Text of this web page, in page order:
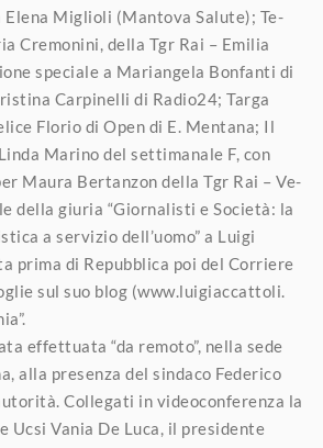
Elena Miglioli (Mantova Salute); Te-
Cremonini, della Tgr Rai – Emilia
speciale a Mariangela Bonfanti di
Carpinelli di Radio24; Targa
Florio di Open di E. Mentana; Il
Marino del settimanale F, con
Maura Bertanzon della Tgr Rai – Ve-
della giuria “Giornalisti e Società: la
a servizio dell’uomo” a Luigi
prima di Repubblica poi del Corriere
sul suo blog (www.luigiaccattoli.
effettuata “da remoto”, nella sede
alla presenza del sindaco Federico
Collegati in videoconferenza la
Ucsi Vania De Luca, il presidente